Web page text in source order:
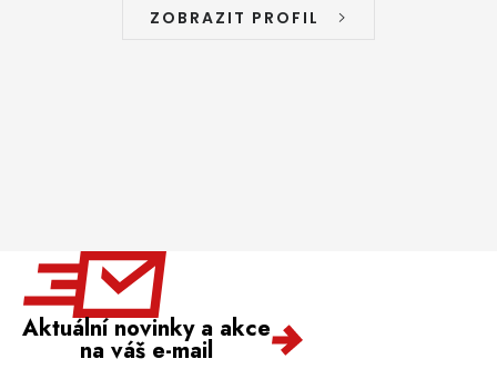
ZOBRAZIT PROFIL
Aktuální novinky a akce
na váš e-mail